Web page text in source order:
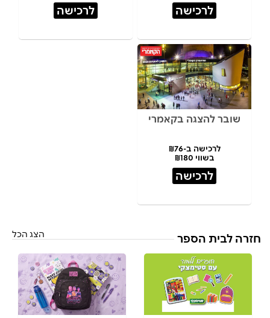
לרכישה לרכישה
שובר להצגה בקאמרי
לרכישה ב-₪76
בשווי ₪180
לרכישה
חזרה לבית הספר הצג הכל